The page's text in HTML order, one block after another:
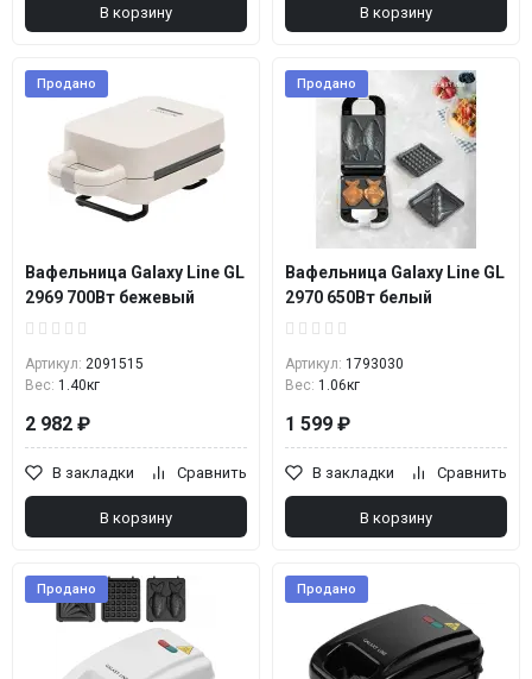
В корзину В корзину
Продано
Вафельница Galaxy Line GL
2969 700Вт бежевый
Артикул: 2091515
Вес: 1.40кг
2 982 ₽
В закладки Сравнить
В корзину
Продано
Вафельница Galaxy Line GL
2970 650Вт белый
Артикул: 1793030
Вес: 1.06кг
1 599 ₽
В закладки Сравнить
В корзину
Продано Продано